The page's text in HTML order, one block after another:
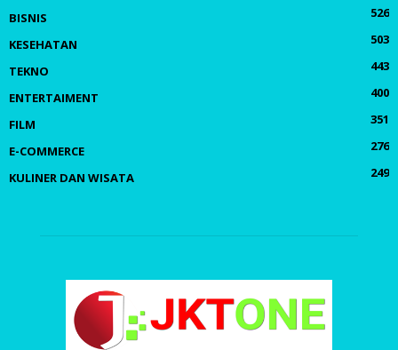
BISNIS
526
KESEHATAN
503
TEKNO
443
ENTERTAIMENT
400
FILM
351
E-COMMERCE
276
KULINER DAN WISATA
249